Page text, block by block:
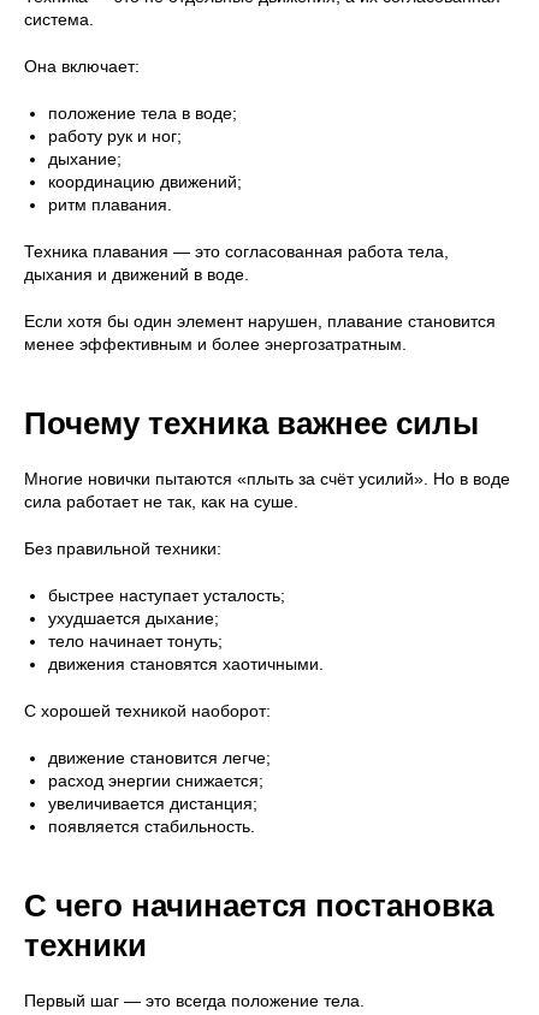
система.
Она включает:
положение тела в воде;
работу рук и ног;
дыхание;
координацию движений;
ритм плавания.
Техника плавания — это согласованная работа тела,
дыхания и движений в воде.
Если хотя бы один элемент нарушен, плавание становится
менее эффективным и более энергозатратным.
Почему техника важнее силы
Многие новички пытаются «плыть за счёт усилий». Но в воде
сила работает не так, как на суше.
Без правильной техники:
быстрее наступает усталость;
ухудшается дыхание;
тело начинает тонуть;
движения становятся хаотичными.
С хорошей техникой наоборот:
движение становится легче;
расход энергии снижается;
увеличивается дистанция;
появляется стабильность.
С чего начинается постановка
техники
Первый шаг — это всегда положение тела.